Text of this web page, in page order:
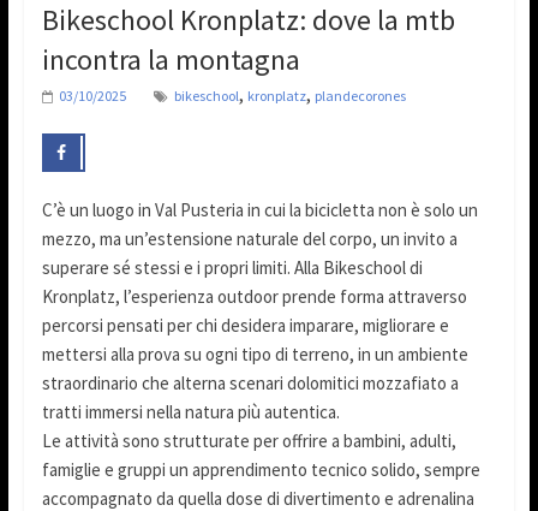
Bikeschool Kronplatz: dove la mtb
incontra la montagna
03/10/2025 bikeschool, kronplatz, plandecorones
C’è un luogo in Val Pusteria in cui la bicicletta non è solo un
mezzo, ma un’estensione naturale del corpo, un invito a
superare sé stessi e i propri limiti. Alla Bikeschool di
Kronplatz, l’esperienza outdoor prende forma attraverso
percorsi pensati per chi desidera imparare, migliorare e
mettersi alla prova su ogni tipo di terreno, in un ambiente
straordinario che alterna scenari dolomitici mozzafiato a
tratti immersi nella natura più autentica.
Le attività sono strutturate per offrire a bambini, adulti,
famiglie e gruppi un apprendimento tecnico solido, sempre
accompagnato da quella dose di divertimento e adrenalina